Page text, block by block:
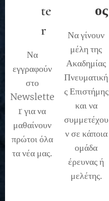
te
r
Να
εγγραφούν
στο
Newslette
r για να
μαθαίνουν
πρώτοι όλα
τα νέα μας.
ος
Να γίνουν
μέλη της
Ακαδημίας
Πνευματική
ς Επιστήμης
και να
συμμετέχου
ν σε κάποια
ομάδα
έρευνας ή
μελέτης.